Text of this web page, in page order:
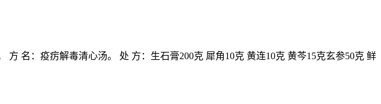
名：疫疠解毒清心汤。 处 方：生石膏200克 犀角10克 黄连10克 黄芩15克玄参50克 鲜